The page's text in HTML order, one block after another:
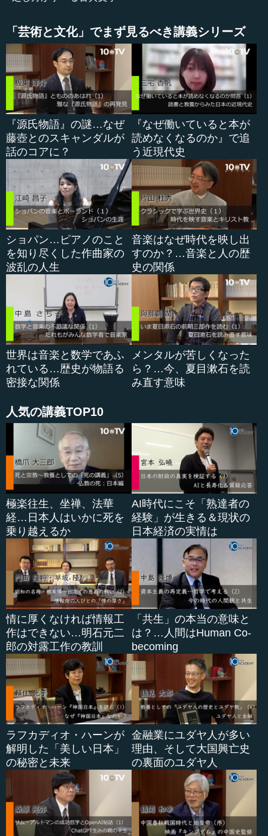
●2度の討幕を企てた後醍醐天皇
―― 見ていただいてもお分かりの通り、『太平記』は岩
波文庫版でも第1巻から第6巻まであります。もともとは第1
巻から第40巻までという、かなり大がかりな書籍になりま
す。
そもそも、『太平記』という名前は聞いたことある方が
多いと思います。扱っている時代は、鎌倉幕府の末から室
町幕府第2代将軍が亡くなるまでですね。
兵藤 そうですね。一番初めに『太平記』に登場する人物
は、後醍醐天皇です。後醍醐天皇は1318（文保2）年に、
第96代天皇として即位します。後醍醐天皇は最初から、
「昔のような朝廷の華やかな姿を取り戻したい」「朝廷を
中心にした政治体制をつくりたい」という意欲がとてもあ
った人でした。それに対して目の上のたんこぶなのは鎌倉
幕府です。政治を牛耳っている武家政権が、関東にあった
のです。
よく高校の歴史教科書にも書いてあることですが、後醍
醐天皇は 1324（正中元) 年の正中の変、1331（元弘元）年
に元弘の変と2回、幕府を討伐する企てを立てます。1回目
も2回目も失敗するのですが、2回目である元弘の変の時に
後醍醐は捕らえられて、...
「芸術と文化」でまず見るべき講義シリーズ
『源氏物語』の謎…なぜ
藤壺とのスキャンダルが
話のコアに？
『なぜ働いていると本が
読めなくなるのか』で追
う近現代史
ショパン…ピアノのこと
を知り尽くした作曲家の
波乱の人生
音楽はなぜ時代を映し出
すのか？…音楽と人の歴
史の関係
世界は音楽と数学であふ
れている…歴史が物語る
密接な関係
メンタルが苦しくなった
ら？…今、夏目漱石を読
み直す意味
人気の講義TOP10
極楽往生、坐禅、法華
経…日本人はいかに死を
乗り越えるか
AI時代にこそ「熟達者の
経験」が生きる＆現状の
日本経済の実情は
情に厚くなければ情報工
作はできない…明石元二
郎の対露工作の教訓
「共生」の本当の意味と
は？…人間はHuman Co-
becoming
ラフカディオ・ハーンが
解明した「美しい日本」
の秘密と未来
金融業にユダヤ人が多い
理由、そして大国興亡史
の裏面のユダヤ人